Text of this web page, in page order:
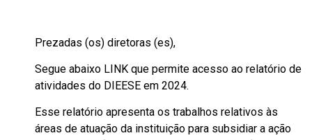
Prezadas (os) diretoras (es),
Segue abaixo LINK que permite acesso ao relatório de
atividades do DIEESE em 2024.
Esse relatório apresenta os trabalhos relativos às
áreas de atuação da instituição para subsidiar a ação